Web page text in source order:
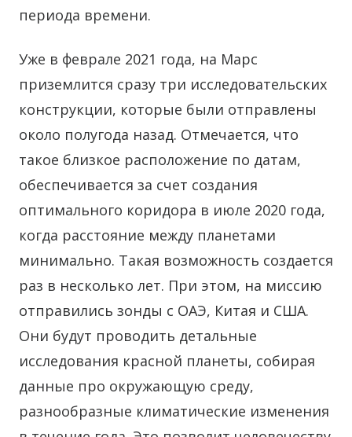
периода времени.
Уже в феврале 2021 года, на Марс
приземлится сразу три исследовательских
конструкции, которые были отправлены
около полугода назад. Отмечается, что
такое близкое расположение по датам,
обеспечивается за счет создания
оптимального коридора в июле 2020 года,
когда расстояние между планетами
минимально. Такая возможность создается
раз в несколько лет. При этом, на миссию
отправились зонды с ОАЭ, Китая и США.
Они будут проводить детальные
исследования красной планеты, собирая
данные про окружающую среду,
разнообразные климатические изменения